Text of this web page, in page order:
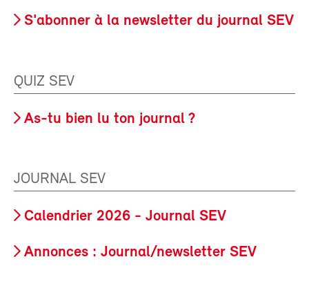
S'abonner à la newsletter du journal SEV
QUIZ SEV
As-tu bien lu ton journal ?
JOURNAL SEV
Calendrier 2026 - Journal SEV
Annonces : Journal/newsletter SEV